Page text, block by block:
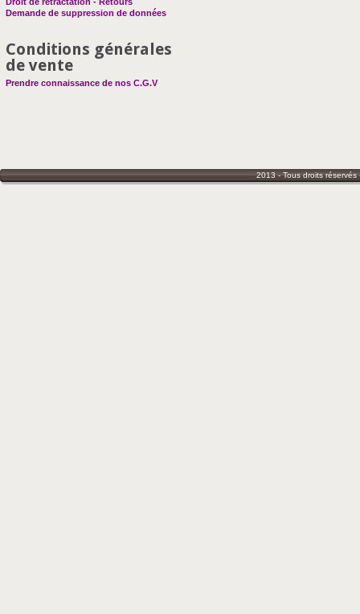
Demande de suppression de données
Conditions générales
de vente
Prendre connaissance de nos C.G.V
2013 - Tous droits